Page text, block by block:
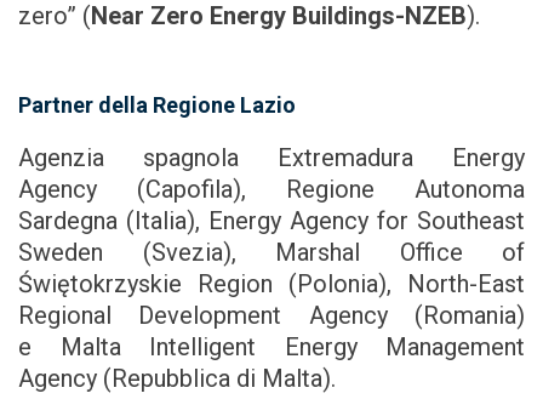
zero” (Near Zero Energy Buildings-NZEB).
Partner della Regione Lazio
Agenzia spagnola Extremadura Energy
Agency (Capofila), Regione Autonoma
Sardegna (Italia), Energy Agency for Southeast
Sweden (Svezia), Marshal Office of
Świętokrzyskie Region (Polonia), North-East
Regional Development Agency (Romania)
e Malta Intelligent Energy Management
Agency (Repubblica di Malta).